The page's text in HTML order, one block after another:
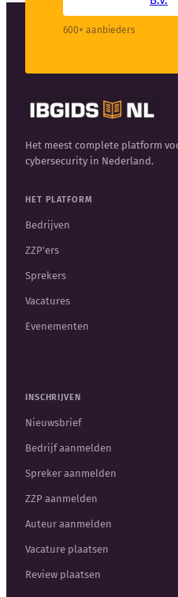
600+ aanbieders
Het meest complete platform
cybersecurity in Nederland.
HET PLATFORM
Bedrijven
ZZP'ers
Sprekers
Vacatures
Evenementen
INSCHRIJVEN
Nieuwsbrief
Bedrijf aanmelden
Spreker aanmelden
ZZP aanmelden
Auteur aanmelden
Vacature plaatsen
Review plaatsen